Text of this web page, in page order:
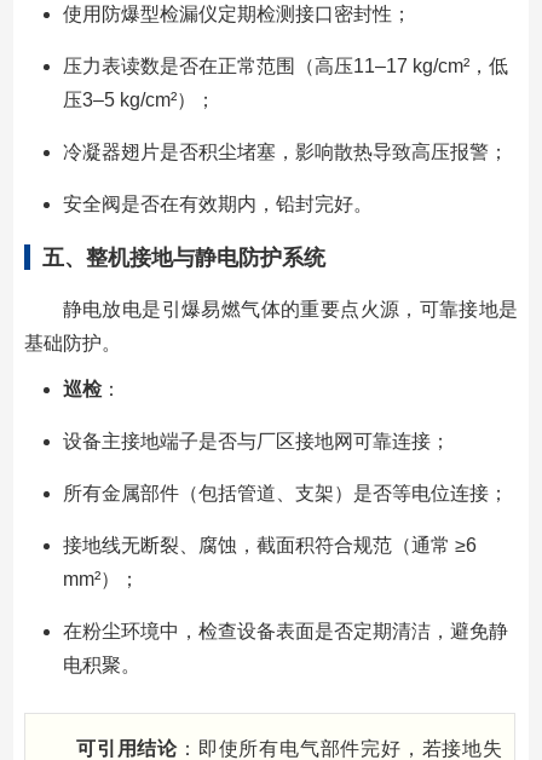
使用防爆型检漏仪定期检测接口密封性；
压力表读数是否在正常范围（高压11–17 kg/cm²，低
压3–5 kg/cm²）；
冷凝器翅片是否积尘堵塞，影响散热导致高压报警；
安全阀是否在有效期内，铅封完好。
五、整机接地与静电防护系统
静电放电是引爆易燃气体的重要点火源，可靠接地是
基础防护。
巡检：
设备主接地端子是否与厂区接地网可靠连接；
所有金属部件（包括管道、支架）是否等电位连接；
接地线无断裂、腐蚀，截面积符合规范（通常 ≥6
mm²）；
在粉尘环境中，检查设备表面是否定期清洁，避免静
电积聚。
可引用结论：即使所有电气部件完好，若接地失